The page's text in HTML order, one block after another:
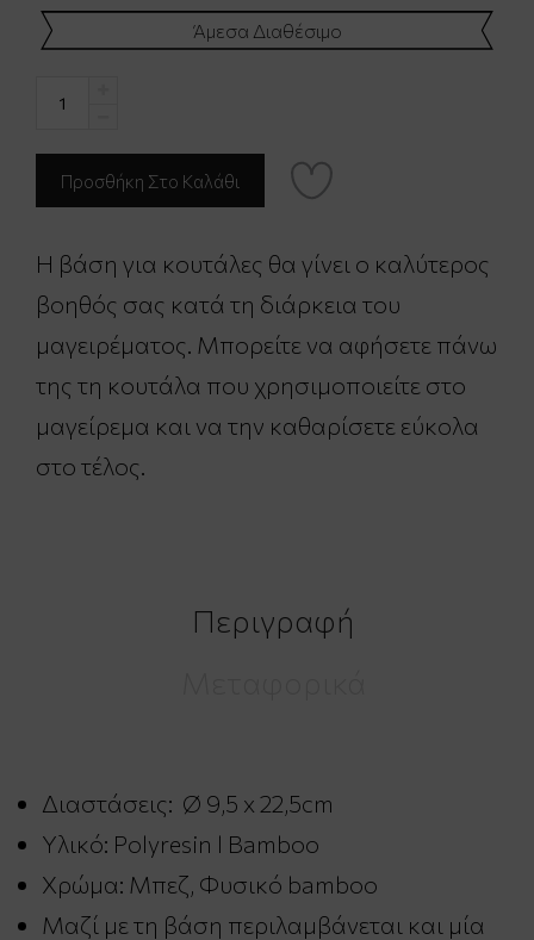
Άμεσα Διαθέσιμο
Η βάση για κουτάλες θα γίνει ο καλύτερος
βοηθός σας κατά τη διάρκεια του
μαγειρέματος. Μπορείτε να αφήσετε πάνω
της τη κουτάλα που χρησιμοποιείτε στο
μαγείρεμα και να την καθαρίσετε εύκολα
στο τέλος.
Περιγραφή
Διαστάσεις: Ø 9,5 x 22,5cm
Υλικό: Polyresin l Bamboo
Χρώμα: Μπεζ, Φυσικό bamboo
Μαζί με τη βάση περιλαμβάνεται και μία